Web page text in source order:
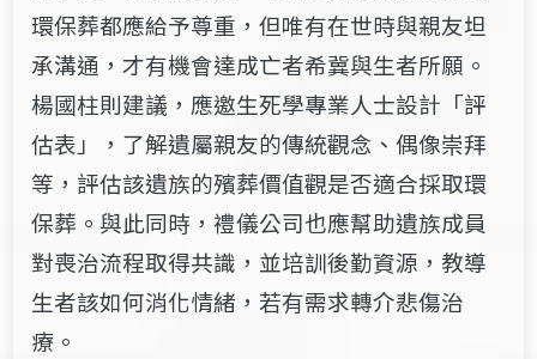
環保葬都應給予尊重，但唯有在世時與親友坦
承溝通，才有機會達成亡者希冀與生者所願。
楊國柱則建議，應邀生死學專業人士設計「評
估表」，了解遺屬親友的傳統觀念、偶像崇拜
等，評估該遺族的殯葬價值觀是否適合採取環
保葬。與此同時，禮儀公司也應幫助遺族成員
對喪治流程取得共識，並培訓後勤資源，教導
生者該如何消化情緒，若有需求轉介悲傷治
療。